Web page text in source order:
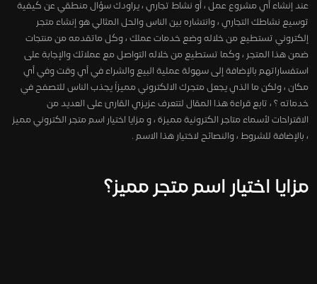
عند إنشاء أي مشروع عمل ، أو نشاط تجاري ، يراودك سؤال منطقي عن كيفية
توسيع نشاطك التجاري ، وانتشاره بين الناس والحل المثالي هو إنشاء متجر
إلكتروني تستطيع من خلاله وضع خدمات عملك ، وكل ماتقدمه من منتجات
ضمن هذا المتجر ، وكما تستطيع من خلاله التواصل مع عملائك والإجابة على
استفساراتهم بالإضافة إلى سهولة عملية البيع والشراء في أي وقت وفي أي
مكان ، ولكن ما الذي يجعل متجرك الالكتروني مميزاً يجذب الناس للتصفح في
خدماته ؟ ، تابع قراءة هذا المقال لتتعرف عزيزي القارئ على العديد من
الاقتراحات لأسماء متاجر الكترونية مميزة ، و مزايا اختيار اسم متجر الكتروني مميز
، بالإضافة للشروط ، والنصائح لاختيار هذا الاسم .
مزايا اختيار اسم متجر مميز؟